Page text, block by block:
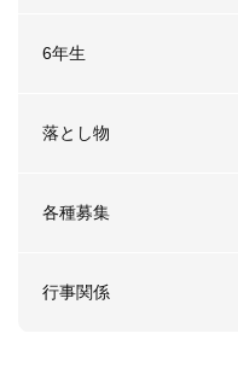
6年生
落とし物
各種募集
行事関係